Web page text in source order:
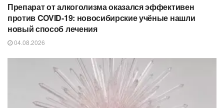
Препарат от алкоголизма оказался эффективен
против COVID-19: новосибирские учёные нашли
новый способ лечения
04.08.2026